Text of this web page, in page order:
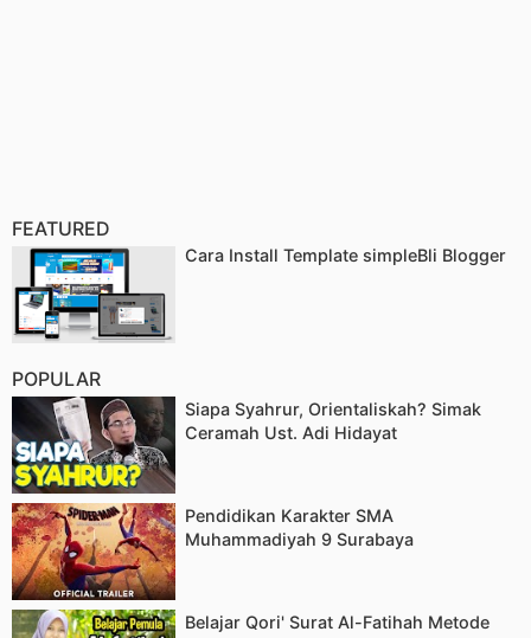
FEATURED
Cara Install Template simpleBli Blogger
POPULAR
Siapa Syahrur, Orientaliskah? Simak
Ceramah Ust. Adi Hidayat
Pendidikan Karakter SMA
Muhammadiyah 9 Surabaya
Belajar Qori' Surat Al-Fatihah Metode